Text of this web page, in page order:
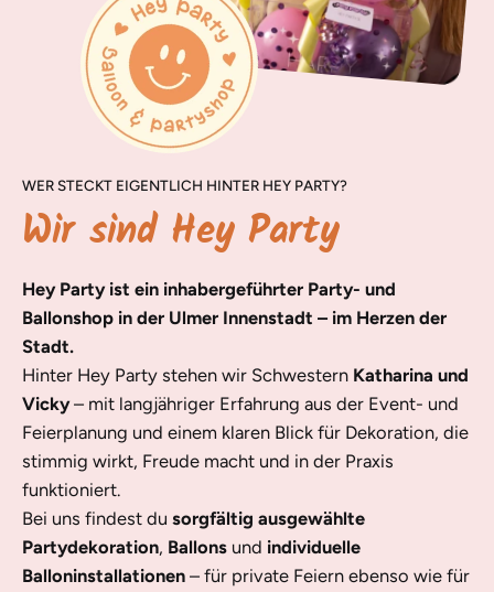
WER STECKT EIGENTLICH HINTER HEY PARTY?
Wir sind Hey Party
Hey Party ist ein inhabergeführter Party- und
Ballonshop in der Ulmer Innenstadt – im Herzen der
Stadt.
Hinter Hey Party stehen wir Schwestern Katharina und
Vicky– mit langjähriger Erfahrung aus der Event- und
Feierplanung und einem klaren Blick für Dekoration, die
stimmig wirkt, Freude macht und in der Praxis
funktioniert.
Bei uns findest du sorgfältig ausgewählte
Partydekoration, Ballons und individuelle
Balloninstallationen – für private Feiern ebenso wie für